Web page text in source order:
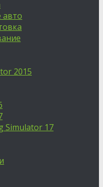
авто
2015
Simulator 17